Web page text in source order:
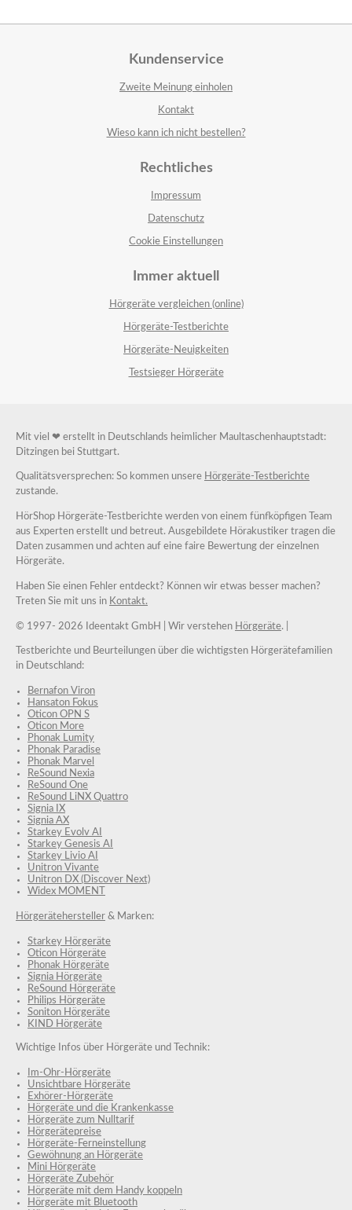
Kundenservice
Zweite Meinung einholen
Kontakt
Wieso kann ich nicht bestellen?
Rechtliches
Impressum
Datenschutz
Cookie Einstellungen
Immer aktuell
Hörgeräte vergleichen (online)
Hörgeräte-Testberichte
Hörgeräte-Neuigkeiten
Testsieger Hörgeräte
Mit viel ❤ erstellt in Deutschlands heimlicher Maultaschenhauptstadt:
Ditzingen bei Stuttgart.
Qualitätsversprechen: So kommen unsere Hörgeräte-Testberichte
zustande.
HörShop Hörgeräte-Testberichte werden von einem fünfköpfigen Team
aus Experten erstellt und betreut. Ausgebildete Hörakustiker tragen die
Daten zusammen und achten auf eine faire Bewertung der einzelnen
Hörgeräte.
Haben Sie einen Fehler entdeckt? Können wir etwas besser machen?
Treten Sie mit uns in Kontakt.
© 1997- 2026 Ideentakt GmbH | Wir verstehen Hörgeräte. |
Testberichte und Beurteilungen über die wichtigsten Hörgerätefamilien
in Deutschland:
Bernafon Viron
Hansaton Fokus
Oticon OPN S
Oticon More
Phonak Lumity
Phonak Paradise
Phonak Marvel
ReSound Nexia
ReSound One
ReSound LiNX Quattro
Signia IX
Signia AX
Starkey Evolv AI
Starkey Genesis AI
Starkey Livio AI
Unitron Vivante
Unitron DX (Discover Next)
Widex MOMENT
Hörgerätehersteller & Marken:
Starkey Hörgeräte
Oticon Hörgeräte
Phonak Hörgeräte
Signia Hörgeräte
ReSound Hörgeräte
Philips Hörgeräte
Soniton Hörgeräte
KIND Hörgeräte
Wichtige Infos über Hörgeräte und Technik:
Im-Ohr-Hörgeräte
Unsichtbare Hörgeräte
Exhörer-Hörgeräte
Hörgeräte und die Krankenkasse
Hörgeräte zum Nulltarif
Hörgerätepreise
Hörgeräte-Ferneinstellung
Gewöhnung an Hörgeräte
Mini Hörgeräte
Hörgeräte Zubehör
Hörgeräte mit dem Handy koppeln
Hörgeräte mit Bluetooth